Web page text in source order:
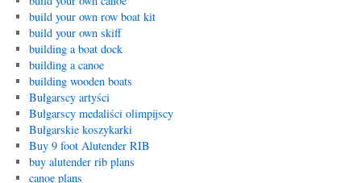
build your own row boat kit
build your own skiff
building a boat dock
building a canoe
building wooden boats
Bułgarscy artyści
Bułgarscy medaliści olimpijscy
Bułgarskie koszykarki
Buy 9 foot Alutender RIB
buy alutender rib plans
canoe plans